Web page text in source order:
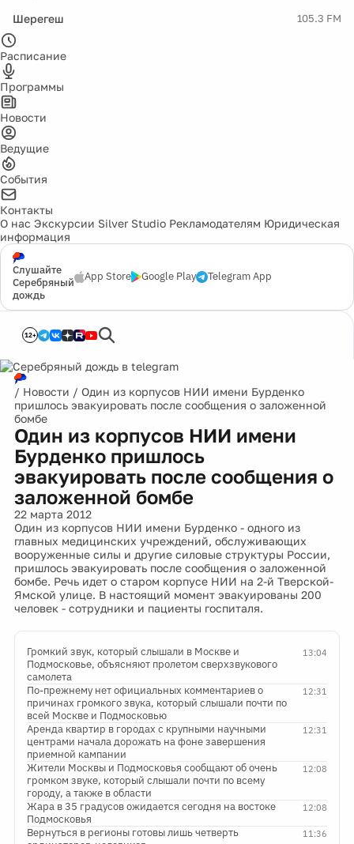
Шерегеш 105.3 FM
Расписание
Программы
Новости
Ведущие
События
Контакты
О нас Экскурсии Silver Studio Рекламодателям Юридическая
информация
Слушайте
Серебряный
дождь
App Store Google Play Telegram App
12+
/ Новости / Один из корпусов НИИ имени Бурденко
пришлось эвакуировать после сообщения о заложенной
бомбе
Один из корпусов НИИ имени
Бурденко пришлось
эвакуировать после сообщения о
заложенной бомбе
22 марта 2012
Один из корпусов НИИ имени Бурденко - одного из
главных медицинских учреждений, обслуживающих
вооруженные силы и другие силовые структуры России,
пришлось эвакуировать после сообщения о заложенной
бомбе. Речь идет о старом корпусе НИИ на 2-й Тверской-
Ямской улице. В настоящий момент эвакуированы 200
человек - сотрудники и пациенты госпиталя.
13:04
Громкий звук, который слышали в Москве и
Подмосковье, объясняют пролетом сверхзвукового
самолета
12:31
По-прежнему нет официальных комментариев о
причинах громкого звука, который слышали почти по
всей Москве и Подмосковью
12:31
Аренда квартир в городах с крупными научными
центрами начала дорожать на фоне завершения
приемной кампании
12:08
Жители Москвы и Подмосковья сообщают об очень
громком звуке, который слышали почти по всему
городу, а также в области
12:08
Жара в 35 градусов ожидается сегодня на востоке
Подмосковья
11:36
Вернуться в регионы готовы лишь четверть